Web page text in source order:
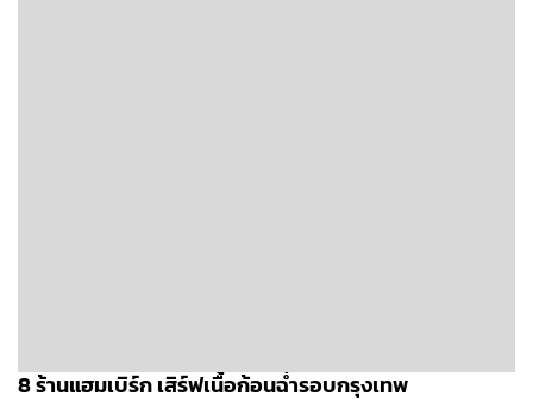
8 ร้านแฮมเบิร์ก เสิร์ฟเนื้อก้อนฉ่ำรอบกรุงเทพ